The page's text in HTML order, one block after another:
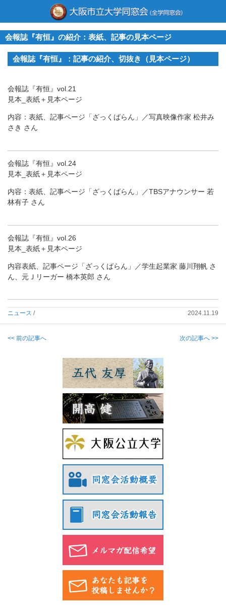
会報誌『有恒』の紹介：表紙、記事の見本ページ
会報誌『有恒』：記事の紹介、切抜き（見本ページ）
会報誌『有恒』vol.21
見本_表紙＋見本ページ
内容：表紙、記事ページ「ざっくばらん」／写真映像作家 松井み
さき さん
会報誌『有恒』vol.24
見本_表紙＋見本ページ
内容：表紙、記事ページ「ざっくばらん」／TBSアナウンサー 若
林有子 さん
会報誌『有恒』vol.26
見本_表紙＋見本ページ
内容表紙、記事ページ「ざっくばらん」／学生起業家 藤川翔帆 さ
ん、元Ｊリーガー 橋本英郎 さん
ニュース / 2024.11.19
<< 前の記事へ 次の記事へ >>